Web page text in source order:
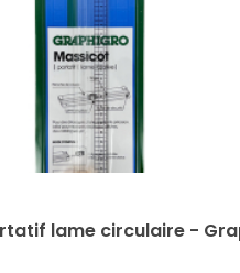
lame circulaire -